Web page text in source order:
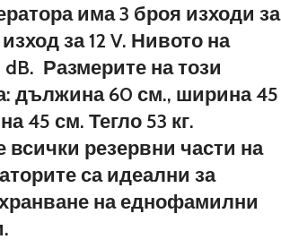
има 3 броя изходи за
за 12 V. Нивото на
Размерите на този
дължина 60 см., ширина 45
45 см. Тегло 53 кг.
резервни части на
са идеални за
на еднофамилни